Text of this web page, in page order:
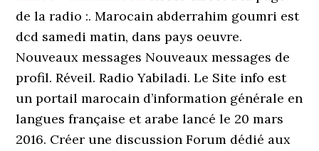
de la radio :. Marocain abderrahim goumri est
dcd samedi matin, dans pays oeuvre.
Nouveaux messages Nouveaux messages de
profil. Réveil. Radio Yabiladi. Le Site info est
un portail marocain d’information générale en
langues française et arabe lancé le 20 mars
2016. Créer une discussion Forum dédié aux